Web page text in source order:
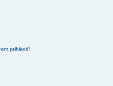
prihlásiť!